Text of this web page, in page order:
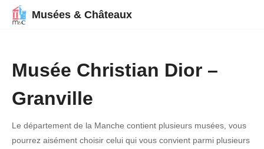
Musées & Châteaux
Musée Christian Dior –
Granville
Le département de la Manche contient plusieurs musées, vous
pourrez aisément choisir celui qui vous convient parmi plusieurs